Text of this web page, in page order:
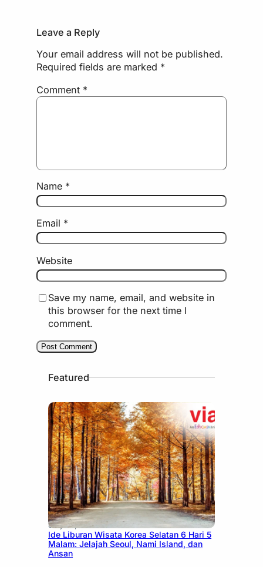
Leave a Reply
Your email address will not be published.
Required fields are marked *
Comment *
Name *
Email *
Website
Save my name, email, and website in
this browser for the next time I
comment.
Featured
July 15, 2026
Ide Liburan Wisata Korea Selatan 6 Hari 5
Malam: Jelajah Seoul, Nami Island, dan
Ansan